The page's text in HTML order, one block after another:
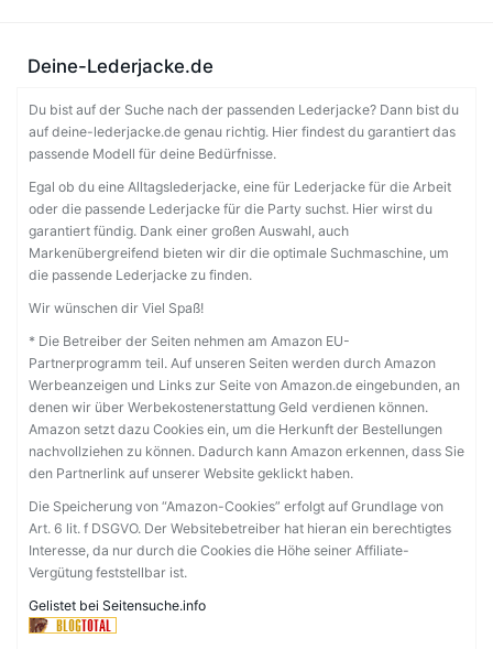
Deine-Lederjacke.de
Du bist auf der Suche nach der passenden Lederjacke? Dann bist du
auf deine-lederjacke.de genau richtig. Hier findest du garantiert das
passende Modell für deine Bedürfnisse.
Egal ob du eine Alltagslederjacke, eine für Lederjacke für die Arbeit
oder die passende Lederjacke für die Party suchst. Hier wirst du
garantiert fündig. Dank einer großen Auswahl, auch
Markenübergreifend bieten wir dir die optimale Suchmaschine, um
die passende Lederjacke zu finden.
Wir wünschen dir Viel Spaß!
* Die Betreiber der Seiten nehmen am Amazon EU-
Partnerprogramm teil. Auf unseren Seiten werden durch Amazon
Werbeanzeigen und Links zur Seite von Amazon.de eingebunden, an
denen wir über Werbekostenerstattung Geld verdienen können.
Amazon setzt dazu Cookies ein, um die Herkunft der Bestellungen
nachvollziehen zu können. Dadurch kann Amazon erkennen, dass Sie
den Partnerlink auf unserer Website geklickt haben.
Die Speicherung von “Amazon-Cookies” erfolgt auf Grundlage von
Art. 6 lit. f DSGVO. Der Websitebetreiber hat hieran ein berechtigtes
Interesse, da nur durch die Cookies die Höhe seiner Affiliate-
Vergütung feststellbar ist.
Gelistet bei Seitensuche.info